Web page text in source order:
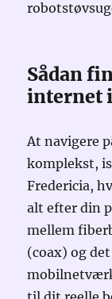
Sådan
internet
At navigere
komplekst,
Fredericia,
alt efter din
mellem
(coax) og